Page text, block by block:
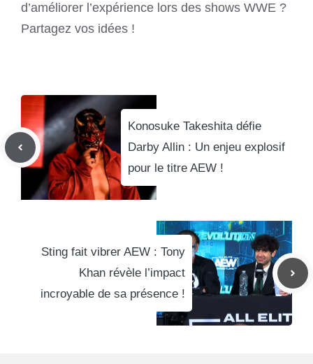
d’améliorer l’expérience lors des shows WWE ?
Partagez vos idées !
Konosuke Takeshita défie
Darby Allin : Un enjeu explosif
pour le titre AEW !
Sting fait vibrer AEW : Tony
Khan révèle l’impact
incroyable de sa présence !